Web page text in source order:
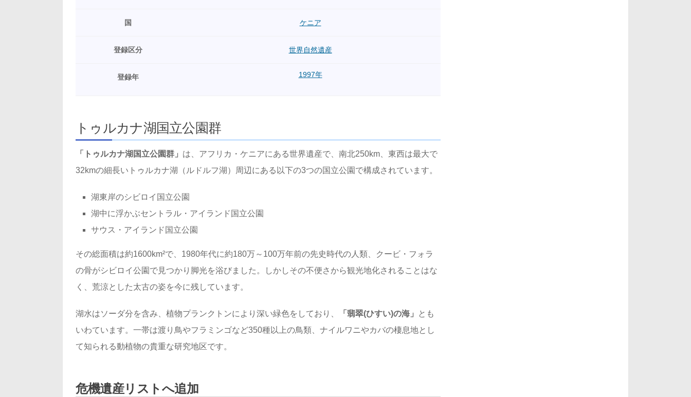
国 ケニア
登録区分 世界自然遺産
登録年 1997年
トゥルカナ湖国立公園群
「トゥルカナ湖国立公園群」 は、アフリカ・ケニアにある世界遺産で、南北250km、東西は最大で
32kmの細長いトゥルカナ湖（ルドルフ湖）周辺にある以下の3つの国立公園で構成されています。
湖東岸のシビロイ国立公園
湖中に浮かぶセントラル・アイランド国立公園
サウス・アイランド国立公園
その総面積は約1600km²で、1980年代に約180万～100万年前の先史時代の人類、クービ・フォラ
の骨がシビロイ公園で見つかり脚光を浴びました。しかしその不便さから観光地化されることはな
く、荒涼とした太古の姿を今に残しています。
湖水はソーダ分を含み、植物プランクトンにより深い緑色をしており、 「翡翠(ひすい)の海」
とも
いわています。一帯は渡り鳥やフラミンゴなど350種以上の鳥類、ナイルワニやカバの棲息地とし
て知られる動植物の貴重な研究地区です。
危機遺産リストへ追加